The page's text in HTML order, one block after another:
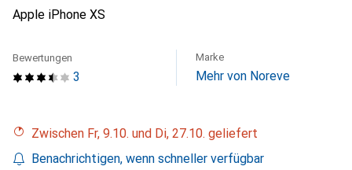
Apple iPhone XS
3
Bewertungen Marke
Mehr von Noreve
Zwischen Fr, 9.10. und Di, 27.10. geliefert
Benachrichtigen, wenn schneller verfügbar